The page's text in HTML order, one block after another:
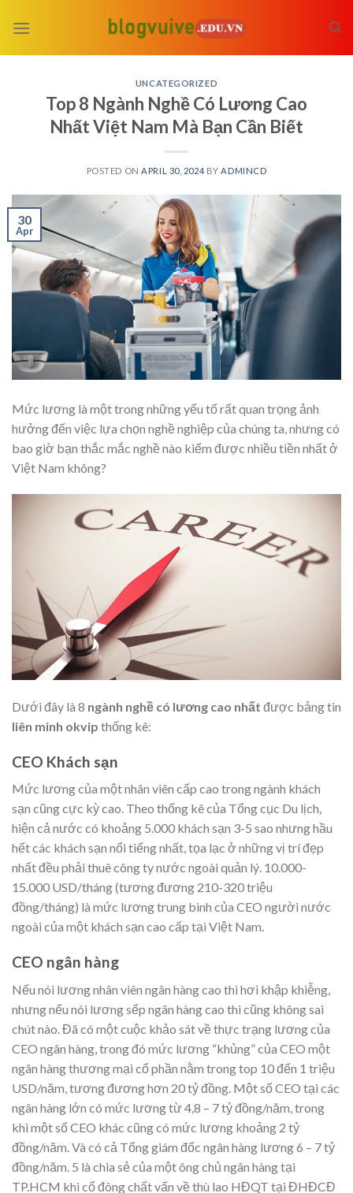
UNCATEGORIZED
Top 8 Ngành Nghề Có Lương Cao
Nhất Việt Nam Mà Bạn Cần Biết
POSTED ON APRIL 30, 2024 BY ADMINCD
30
Apr
Mức lương là một trong những yếu tố rất quan trọng ảnh
hưởng đến việc lựa chọn nghề nghiệp của chúng ta, nhưng có
bao giờ bạn thắc mắc nghề nào kiếm được nhiều tiền nhất ở
Việt Nam không?
Dưới đây là 8 ngành nghề có lương cao nhất được bảng tin
liên minh okvip thống kê:
CEO Khách sạn
Mức lương của một nhân viên cấp cao trong ngành khách
sạn cũng cực kỳ cao. Theo thống kê của Tổng cục Du lịch,
hiện cả nước có khoảng 5.000 khách sạn 3-5 sao nhưng hầu
hết các khách sạn nổi tiếng nhất, tọa lạc ở những vị trí đẹp
nhất đều phải thuê công ty nước ngoài quản lý. 10.000-
15.000 USD/tháng (tương đương 210-320 triệu
đồng/tháng) là mức lương trung bình của CEO người nước
ngoài của một khách sạn cao cấp tại Việt Nam.
CEO ngân hàng
Nếu nói lương nhân viên ngân hàng cao thì hơi khập khiễng,
nhưng nếu nói lương sếp ngân hàng cao thì cũng không sai
chút nào. Đã có một cuộc khảo sát về thực trạng lương của
CEO ngân hàng, trong đó mức lương “khủng” của CEO một
ngân hàng thương mại cổ phần nằm trong top 10 đến 1 triệu
USD/năm, tương đương hơn 20 tỷ đồng. Một số CEO tại các
ngân hàng lớn có mức lương từ 4,8 – 7 tỷ đồng/năm, trong
khi một số CEO khác cũng có mức lương khoảng 2 tỷ
đồng/năm. Và có cả Tổng giám đốc ngân hàng lương 6 – 7 tỷ
đồng/năm. 5 là chia sẻ của một ông chủ ngân hàng tại
TP.HCM khi cổ đông chất vấn về thù lao HĐQT tại ĐHĐCĐ